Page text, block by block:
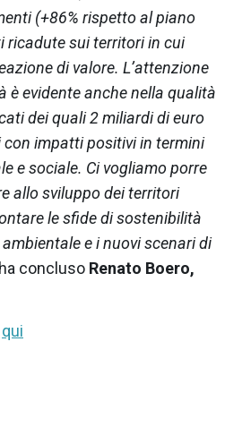
(+86% rispetto al piano
ricadute sui territori in cui
di valore. L’attenzione
è evidente anche nella qualità
dei quali 2 miliardi di euro
impatti positivi in termini
e sociale. Ci vogliamo porre
allo sviluppo dei territori
le sfide di sostenibilità
e i nuovi scenari di
concluso Renato Boero,
qui